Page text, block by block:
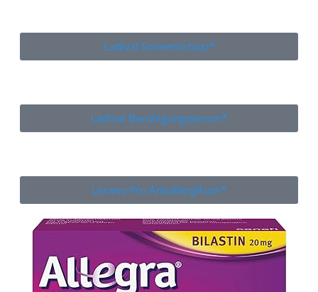
Ladival Sonnenschutz*
Ladival Beruhigungsserum*
Lorano Pro Antiallergikum*